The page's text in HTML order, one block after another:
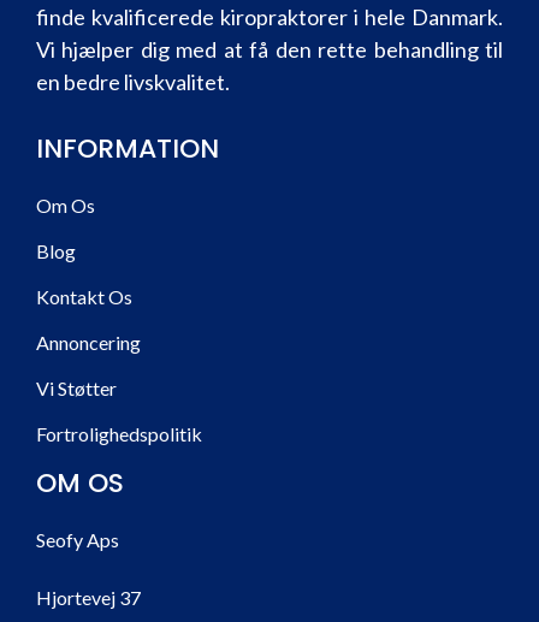
finde kvalificerede kiropraktorer i hele Danmark.
Vi hjælper dig med at få den rette behandling til
en bedre livskvalitet.
INFORMATION
Om Os
Blog
Kontakt Os
Annoncering
Vi Støtter
Fortrolighedspolitik
OM OS
Seofy Aps
Hjortevej 37